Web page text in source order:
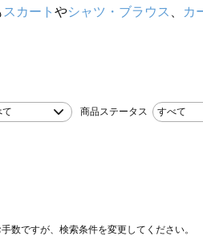
スカート やシャツ・ブラウス カ
て 商品ステータス すべて
数ですが、検索条件を変更してください。